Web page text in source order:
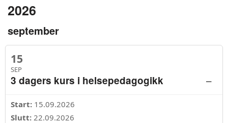
2026
september
15
SEP
3 dagers kurs i helsepedagogikk –
Start: 15.09.2026
Slutt: 22.09.2026